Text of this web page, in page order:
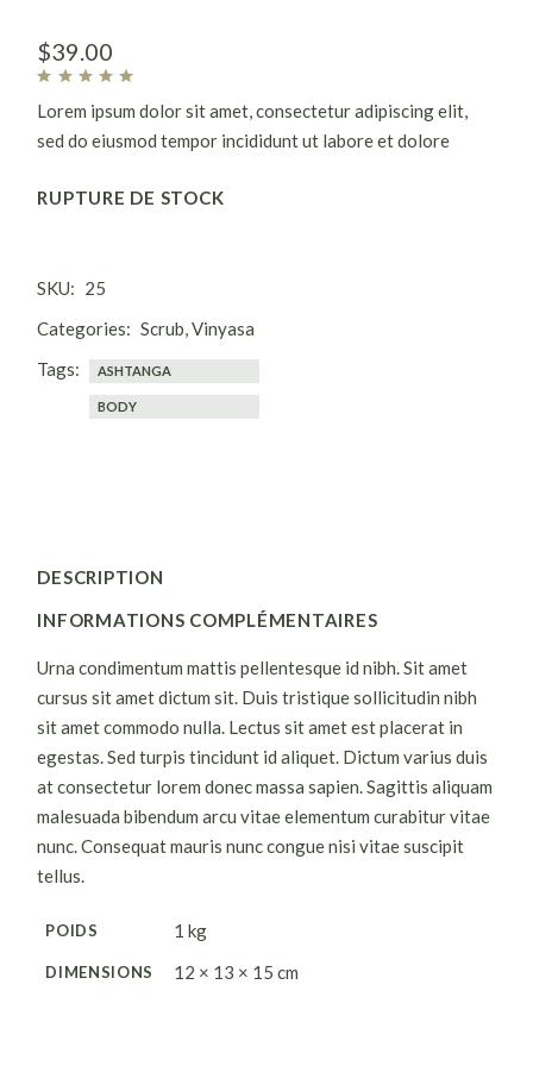
$39.00
Lorem ipsum dolor sit amet, consectetur adipiscing elit,
sed do eiusmod tempor incididunt ut labore et dolore
exercitation ullamco laboris nisi ut aliquip ex.
RUPTURE DE STOCK
SKU: 25
Categories: Scrub,Vinyasa
Tags:
ASHTANGA
BODY
DESCRIPTION
INFORMATIONS COMPLÉMENTAIRES
Urna condimentum mattis pellentesque id nibh. Sit amet
cursus sit amet dictum sit. Duis tristique sollicitudin nibh
sit amet commodo nulla. Lectus sit amet est placerat in
egestas. Sed turpis tincidunt id aliquet. Dictum varius duis
at consectetur lorem donec massa sapien. Sagittis aliquam
malesuada bibendum arcu vitae elementum curabitur vitae
nunc. Consequat mauris nunc congue nisi vitae suscipit
tellus.
POIDS 1 kg
DIMENSIONS 12 × 13 × 15 cm